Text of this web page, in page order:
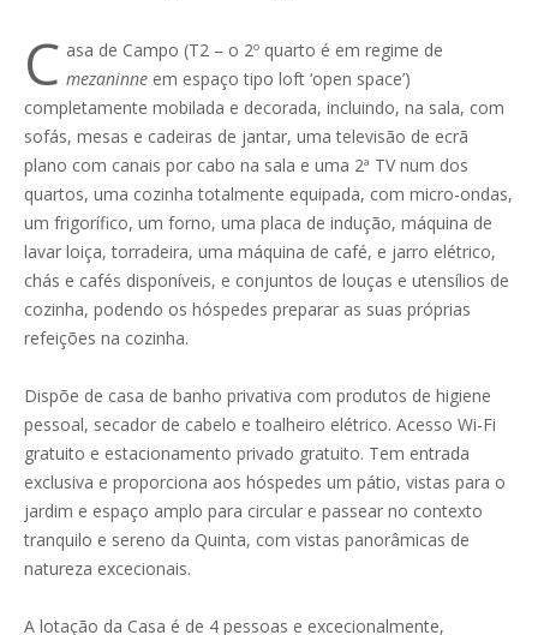
C asa de Campo (T2 – o 2º quarto é em regime de
mezaninneem espaço tipo loft ‘open space’)
completamente mobilada e decorada, incluindo, na sala, com
sofás, mesas e cadeiras de jantar, uma televisão de ecrã
plano com canais por cabo na sala e uma 2ª TV num dos
quartos, uma cozinha totalmente equipada, com micro-ondas,
um frigorífico, um forno, uma placa de indução, máquina de
lavar loiça, torradeira, uma máquina de café, e jarro elétrico,
chás e cafés disponíveis, e conjuntos de louças e utensílios de
cozinha, podendo os hóspedes preparar as suas próprias
refeições na cozinha.
Dispõe de casa de banho privativa com produtos de higiene
pessoal, secador de cabelo e toalheiro elétrico. Acesso Wi-Fi
gratuito e estacionamento privado gratuito. Tem entrada
exclusiva e proporciona aos hóspedes um pátio, vistas para o
jardim e espaço amplo para circular e passear no contexto
tranquilo e sereno da Quinta, com vistas panorâmicas de
natureza excecionais.
A lotação da Casa é de 4 pessoas e excecionalmente,